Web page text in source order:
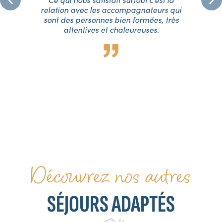
relation avec les accompagnateurs qui
sont des personnes bien formées, très
attentives et chaleureuses.
Découvrez nos autres
SÉJOURS ADAPTÉS